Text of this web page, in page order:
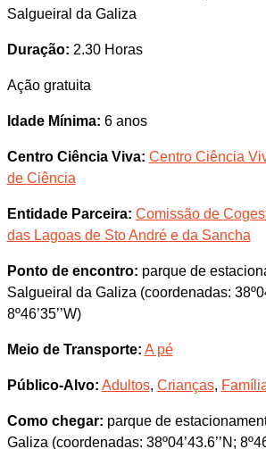
Salgueiral da Galiza
Duração: 2.30 Horas
Ação gratuita
Idade Mínima: 6 anos
Centro Ciência Viva: Centro Ciência
de Ciência
Entidade Parceira: Comissão de
das Lagoas de Sto André e da Sancha
Ponto de encontro: parque de
Salgueiral da Galiza (coordenadas:
8º46’35’’W)
Meio de Transporte: A pé
Público-Alvo: Adultos, Crianças,
Como chegar: parque de
Galiza (coordenadas: 38º04’43.6’’N;